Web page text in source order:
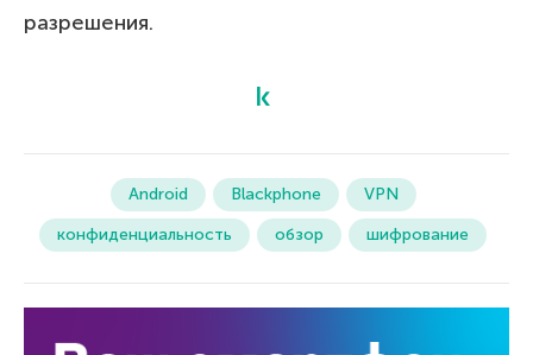
разрешения.
Android Blackphone
VPN
конфиденциальность
обзор шифрование